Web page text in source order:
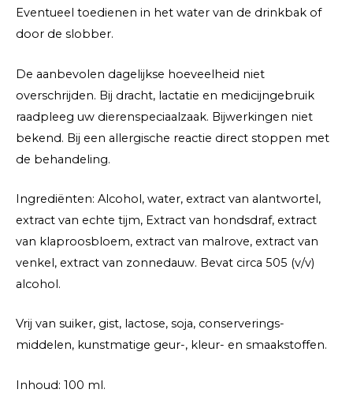
Eventueel toedienen in het water van de drinkbak of
door de slobber.
De aanbevolen dagelijkse hoeveelheid niet
overschrijden. Bij dracht, lactatie en medicijngebruik
raadpleeg uw dierenspeciaalzaak. Bijwerkingen niet
bekend. Bij een allergische reactie direct stoppen met
de behandeling.
Ingrediënten: Alcohol, water, extract van alantwortel,
extract van echte tijm, Extract van hondsdraf, extract
van klaproosbloem, extract van malrove, extract van
venkel, extract van zonnedauw. Bevat circa 505 (v/v)
alcohol.
Vrij van suiker, gist, lactose, soja, conserverings-
middelen, kunstmatige geur-, kleur- en smaakstoffen.
Inhoud: 100 ml.